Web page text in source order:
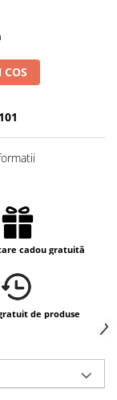
cadou gratuită
de produse